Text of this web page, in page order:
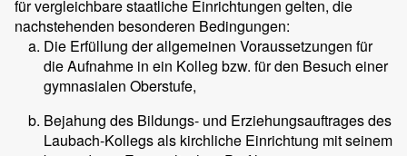
für vergleichbare staatliche Einrichtungen gelten, die
nachstehenden besonderen Bedingungen:
Die Erfüllung der allgemeinen Voraussetzungen für
die Aufnahme in ein Kolleg bzw. für den Besuch einer
gymnasialen Oberstufe,
Bejahung des Bildungs- und Erziehungsauftrages des
Laubach-Kollegs als kirchliche Einrichtung mit seinem